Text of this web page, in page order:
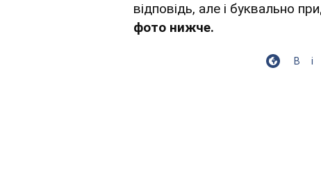
відповідь, але і буквально
фото нижче.